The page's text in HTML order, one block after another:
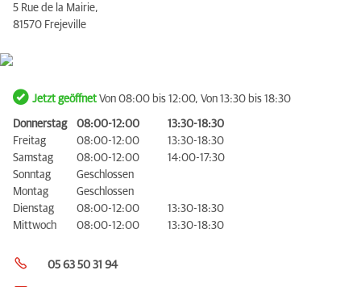
5 Rue de la Mairie,
81570 Frejeville
Jetzt geöffnet Von 08:00 bis 12:00, Von 13:30 bis 18:30
Donnerstag 08:00-12:00
13:30-18:30
Freitag
08:00-12:00
13:30-18:30
Samstag
08:00-12:00
14:00-17:30
Sonntag
Geschlossen
Montag
Geschlossen
Dienstag
08:00-12:00
13:30-18:30
Mittwoch
08:00-12:00 13:30-18:30
05 63 50 31 94